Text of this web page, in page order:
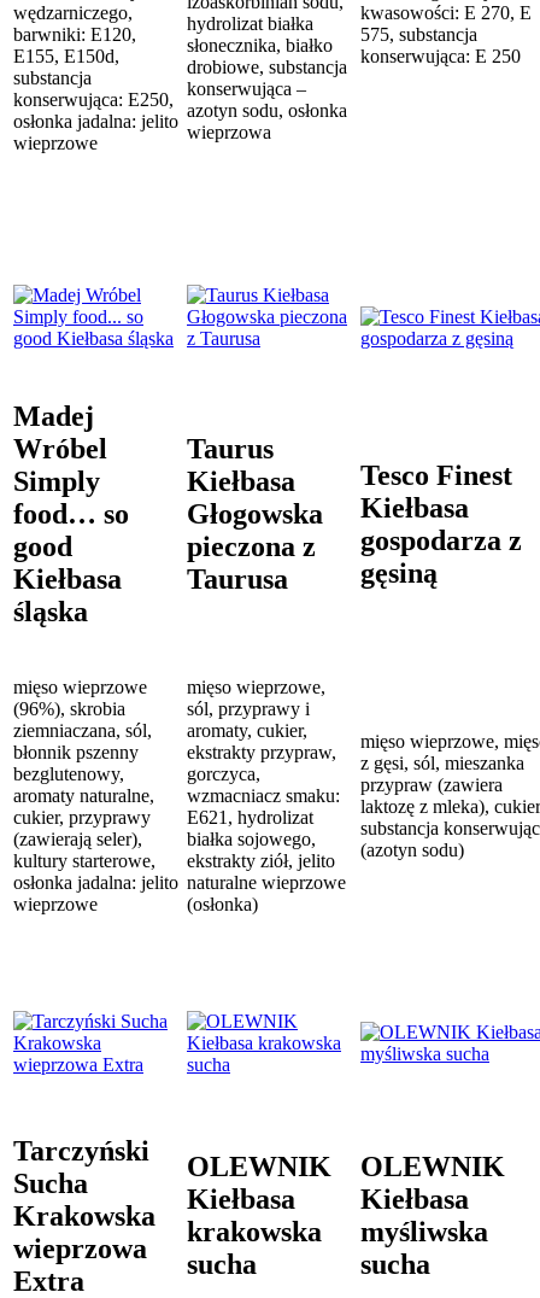
wędzarniczego,
barwniki: E120,
E155, E150d,
substancja
konserwująca: E250,
osłonka jadalna: jelito
wieprzowe
hydrolizat białka
słonecznika, białko
drobiowe, substancja
konserwująca –
azotyn sodu, osłonka
wieprzowa
kwasowości: E 270, E
575, substancja
konserwująca: E 250
Madej
Wróbel
Simply
food… so
good
Kiełbasa
śląska
Taurus
Kiełbasa
Głogowska
pieczona z
Taurusa
Tesco Finest
Kiełbasa
gospodarza z
gęsiną
mięso wieprzowe
(96%), skrobia
ziemniaczana, sól,
błonnik pszenny
bezglutenowy,
aromaty naturalne,
cukier, przyprawy
(zawierają seler),
kultury starterowe,
osłonka jadalna: jelito
wieprzowe
mięso wieprzowe,
sól, przyprawy i
aromaty, cukier,
ekstrakty przypraw,
gorczyca,
wzmacniacz smaku:
E621, hydrolizat
białka sojowego,
ekstrakty ziół, jelito
naturalne wieprzowe
(osłonka)
mięso wieprzowe,
z gęsi, sól, mieszanka
przypraw (zawiera
laktozę z mleka),
substancja
(azotyn sodu)
Tarczyński
Sucha
Krakowska
wieprzowa
Extra
OLEWNIK
Kiełbasa
krakowska
sucha
OLEWNIK
Kiełbasa
myśliwska
sucha